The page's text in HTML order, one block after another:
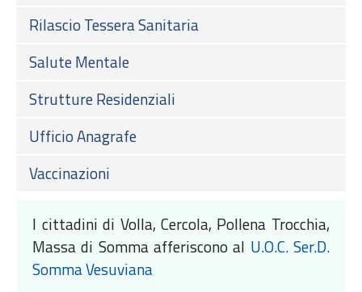
Rilascio Tessera Sanitaria
Salute Mentale
Strutture Residenziali
Ufficio Anagrafe
Vaccinazioni
I cittadini di Volla, Cercola, Pollena Trocchia,
Massa di Somma afferiscono al U.O.C. Ser.D.
Somma Vesuviana